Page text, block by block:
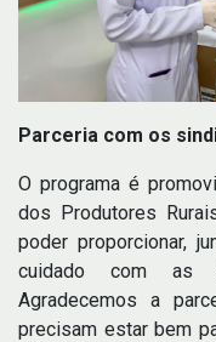
Parceria com os
O programa é
dos Produtores
poder proporcionar,
cuidado com as
Agradecemos a
precisam estar bem